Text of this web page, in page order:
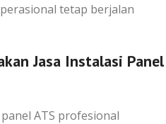
tetap berjalan
Jasa Instalasi Panel
ATS profesional